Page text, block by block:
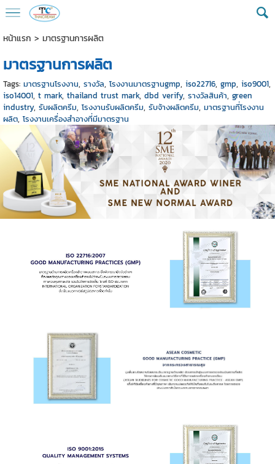
หน้าแรก > มาตรฐานการผลิต
มาตรฐานการผลิต
Tags: มาตรฐานโรงงาน, รางวัล, โรงงานมาตรฐานgmp, iso22716, gmp, iso9001,
iso14001, t mark, thailand trust mark, dbd verify, รางวัลสินค้า, green
industry, รับผลิตครีม, โรงงานรับผลิตครีม, รับจ้างผลิตครีม, มาตรฐานที่โรงงาน
ผลิต, โรงงานเครื่องสำอางที่มีมาตรฐาน